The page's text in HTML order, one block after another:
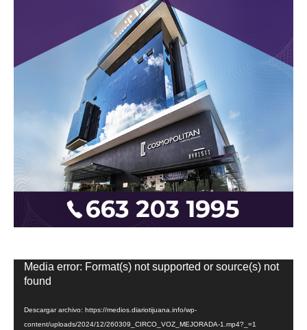
Reproductor
de
Media error: Format(s) not supported or source(s) not
found
Descargar archivo: https://medios.diariotijuana.info/wp-
content/uploads/2024/12/260309_CIRCO_VOZ_MEJORADA-1.mp4?_=1